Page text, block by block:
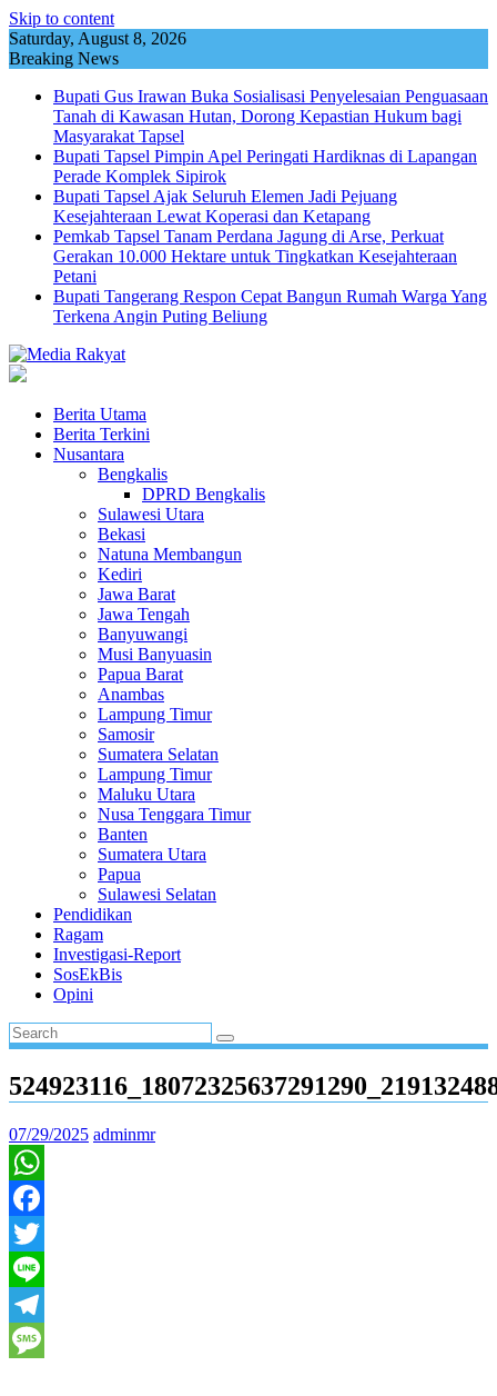
Skip to content
Saturday, August 8, 2026
Breaking News
Bupati Gus Irawan Buka Sosialisasi Penyelesaian Penguasaan
Tanah di Kawasan Hutan, Dorong Kepastian Hukum bagi
Masyarakat Tapsel
Bupati Tapsel Pimpin Apel Peringati Hardiknas di Lapangan
Perade Komplek Sipirok
Bupati Tapsel Ajak Seluruh Elemen Jadi Pejuang
Kesejahteraan Lewat Koperasi dan Ketapang
Pemkab Tapsel Tanam Perdana Jagung di Arse, Perkuat
Gerakan 10.000 Hektare untuk Tingkatkan Kesejahteraan
Petani
Bupati Tangerang Respon Cepat Bangun Rumah Warga Yang
Terkena Angin Puting Beliung
Berita Utama
Berita Terkini
Nusantara
Bengkalis
DPRD Bengkalis
Sulawesi Utara
Bekasi
Natuna Membangun
Kediri
Jawa Barat
Jawa Tengah
Banyuwangi
Musi Banyuasin
Papua Barat
Anambas
Lampung Timur
Samosir
Sumatera Selatan
Lampung Timur
Maluku Utara
Nusa Tenggara Timur
Banten
Sumatera Utara
Papua
Sulawesi Selatan
Pendidikan
Ragam
Investigasi-Report
SosEkBis
Opini
07/29/2025 adminmr
WhatsApp
Facebook
Twitter
Line
Telegram